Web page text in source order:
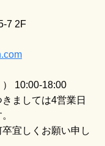
7 2F
10:00-18:00
ましては4営業日
宜しくお願い申し